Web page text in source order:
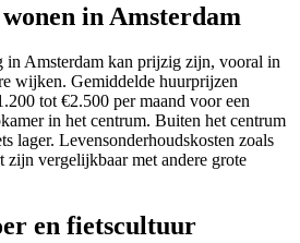
in Amsterdam
in Amsterdam kan prijzig zijn, vooral in
wijken. Gemiddelde huurprijzen
tot €2.500 per maand voor een
in het centrum. Buiten het centrum
lager. Levensonderhoudskosten zoals
zijn vergelijkbaar met andere grote
en fietscultuur